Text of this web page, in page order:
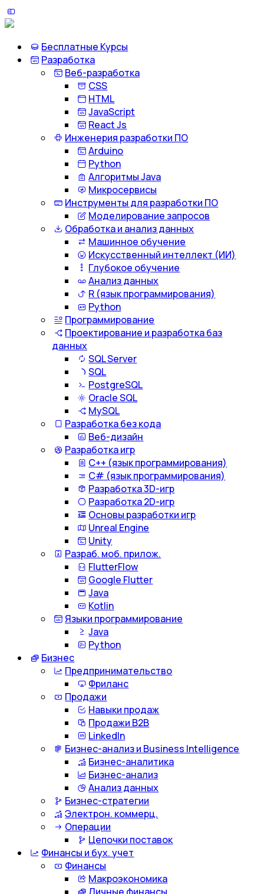
Бесплатные Курсы
Разработка
Веб-разработка
CSS
HTML
JavaScript
React Js
Инженерия разработки ПО
Arduino
Python
Алгоритмы Java
Микросервисы
Инструменты для разработки ПО
Моделирование запросов
Обработка и анализ данных
Машинное обучение
Искусственный интеллект (ИИ)
Глубокое обучение
Анализ данных
R (язык программирования)
Python
Программирование
Проектирование и разработка баз
данных
SQL Server
SQL
PostgreSQL
Oracle SQL
MySQL
Разработка без кода
Веб-дизайн
Разработка игр
С++ (язык программирования)
С# (язык программирования)
Разработка 3D-игр
Разработка 2D-игр
Основы разработки игр
Unreal Engine
Unity
Разраб. моб. прилож.
FlutterFlow
Google Flutter
Java
Kotlin
Языки программирование
Java
Python
Бизнес
Предпринимательство
Фриланс
Продажи
Навыки продаж
Продажи B2B
LinkedIn
Бизнес-анализ и Business Intelligence
Бизнес-аналитика
Бизнес-анализ
Анализ данных
Бизнес-стратегии
Электрон. коммерц.
Операции
Цепочки поставок
Финансы и бух. учет
Финансы
Макроэкономика